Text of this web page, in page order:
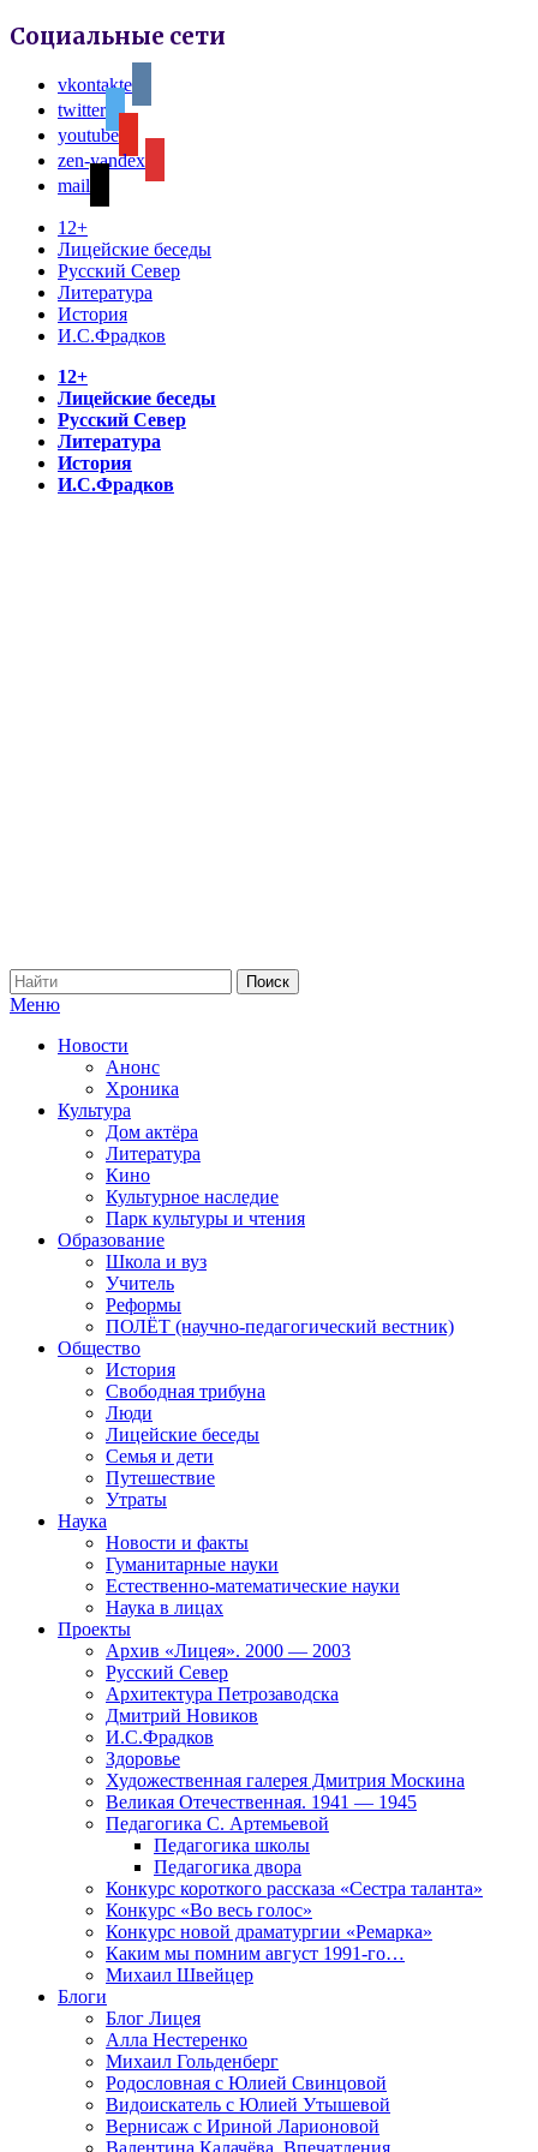
Социальные сети
vkontakte
twitter
youtube
zen-yandex
mail
12+
Лицейские беседы
Русский Север
Литература
История
И.С.Фрадков
12+
Лицейские беседы
Русский Север
Литература
История
И.С.Фрадков
Меню
Новости
Анонс
Хроника
Культура
Дом актёра
Литература
Кино
Культурное наследие
Парк культуры и чтения
Образование
Школа и вуз
Учитель
Реформы
ПОЛЁТ (научно-педагогический вестник)
Общество
История
Свободная трибуна
Люди
Лицейские беседы
Семья и дети
Путешествие
Утраты
Наука
Новости и факты
Гуманитарные науки
Естественно-математические науки
Наука в лицах
Проекты
Архив «Лицея». 2000 — 2003
Русский Север
Архитектура Петрозаводска
Дмитрий Новиков
И.С.Фрадков
Здоровье
Художественная галерея Дмитрия Москина
Великая Отечественная. 1941 — 1945
Педагогика С. Артемьевой
Педагогика школы
Педагогика двора
Конкурс короткого рассказа «Сестра таланта»
Конкурс «Во весь голос»
Конкурс новой драматургии «Ремарка»
Каким мы помним август 1991-го…
Михаил Швейцер
Блоги
Блог Лицея
Алла Нестеренко
Михаил Гольденберг
Родословная с Юлией Свинцовой
Видоискатель с Юлией Утышевой
Вернисаж с Ириной Ларионовой